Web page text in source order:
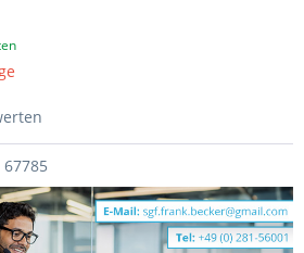
67785